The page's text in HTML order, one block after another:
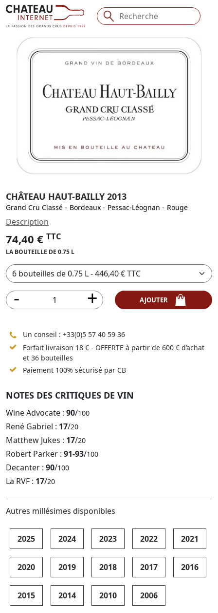
CHÂTEAU HAUT-BAILLY 2013
Grand Cru Classé - Bordeaux - Pessac-Léognan - Rouge
Description
74,40 € TTC
LA BOUTEILLE DE 0.75 L
Un conseil : +33(0)5 57 40 59 36
Forfait livraison 18 € - OFFERTE à partir de 600 € d’achat
et 36 bouteilles
Paiement 100% sécurisé par CB
NOTES DES CRITIQUES DE VIN
Wine Advocate : 90/100
René Gabriel : 17/20
Matthew Jukes : 17/20
Robert Parker : 91-93/100
Decanter : 90/100
La RVF : 17/20
Autres millésimes disponibles
2025 2024 2023 2022 2021
2020 2019 2018 2017 2016
2015 2014 2010 2006